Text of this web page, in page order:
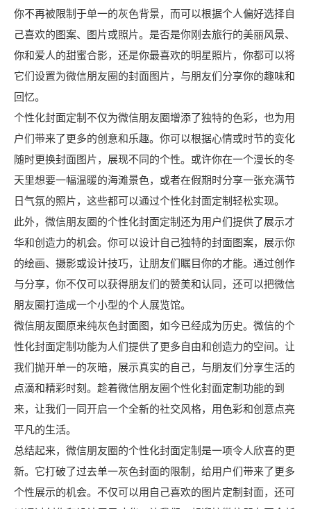
你不再被限制于单一的灰色背景，而可以根据个人偏好选择自
己喜欢的图案、图片或照片。是否是你刚去旅行的美丽风景、
你和爱人的甜蜜合影，还是你最喜欢的明星照片，你都可以将
它们设置为微信朋友圈的封面图片，与朋友们分享你的趣味和
回忆。
个性化封面定制不仅为微信朋友圈增添了独特的色彩，也为用
户们带来了更多的创意和乐趣。你可以根据心情或时节的变化
随时更换封面图片，展现不同的个性。或许你在一个漫长的冬
天里想要一幅温暖的海滩景色，或者在假期时分享一张充满节
日气氛的照片，这些都可以通过个性化封面定制轻松实现。
此外，微信朋友圈的个性化封面定制还为用户们提供了展示才
华和创造力的机会。你可以设计自己独特的封面图案，展示你
的绘画、摄影或设计技巧，让朋友们瞩目你的才能。通过创作
与分享，你不仅可以获得朋友们的赞美和认同，还可以把微信
朋友圈打造成一个小型的个人展览馆。
微信朋友圈原来纯灰色封面图，如今已经成为历史。微信的个
性化封面定制功能为人们提供了更多自由和创造力的空间。让
我们抛开单一的灰暗，展示真实的自己，与朋友们分享生活的
点滴和精彩时刻。趁着微信朋友圈个性化封面定制功能的到
来，让我们一同开启一个全新的社交风格，用色彩和创意点亮
平凡的生活。
总结起来，微信朋友圈的个性化封面定制是一项令人欣喜的更
新。它打破了过去单一灰色封面的限制，给用户们带来了更多
个性展示的机会。不仅可以用自己喜欢的图片定制封面，还可